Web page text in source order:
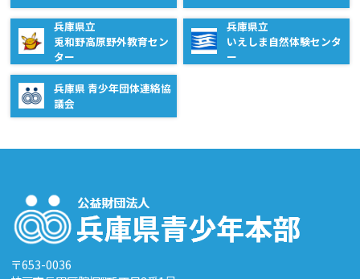
兵庫県立
兎和野高原野外教育セン
ター
兵庫県立
いえしま自然体験センタ
ー
兵庫県 青少年団体連絡協
議会
〒653-0036